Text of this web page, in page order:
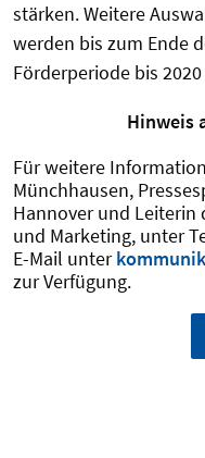
stärken. Weitere
werden bis zum Ende
Förderperiode bis
Hinweis
Für weitere
Münchhausen,
Hannover und Leiterin
und Marketing, unter
E-Mail unter
zur Verfügung.